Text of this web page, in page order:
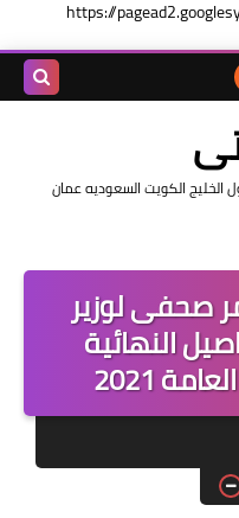
https://
الكويت السعوديه عمان
صحفى لوزير
النهائية
2021